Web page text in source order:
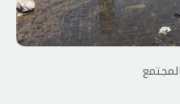
المجتمع